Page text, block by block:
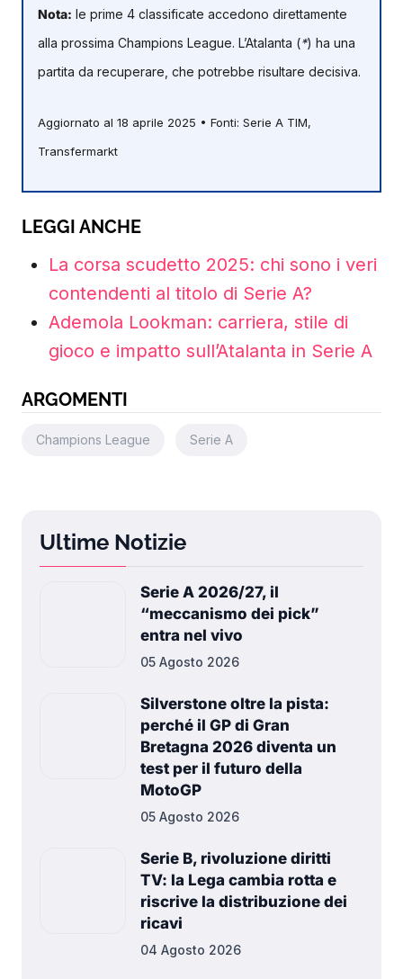
Nota: le prime 4 classificate accedono direttamente
alla prossima Champions League. L’Atalanta (*) ha una
partita da recuperare, che potrebbe risultare decisiva.
Aggiornato al 18 aprile 2025 • Fonti: Serie A TIM,
Transfermarkt
LEGGI ANCHE
La corsa scudetto 2025: chi sono i veri
contendenti al titolo di Serie A?
Ademola Lookman: carriera, stile di
gioco e impatto sull’Atalanta in Serie A
ARGOMENTI
Champions League Serie A
Ultime Notizie
Serie A 2026/27, il
“meccanismo dei pick”
entra nel vivo
05 Agosto 2026
Silverstone oltre la pista:
perché il GP di Gran
Bretagna 2026 diventa un
test per il futuro della
MotoGP
05 Agosto 2026
Serie B, rivoluzione diritti
TV: la Lega cambia rotta e
riscrive la distribuzione dei
ricavi
04 Agosto 2026